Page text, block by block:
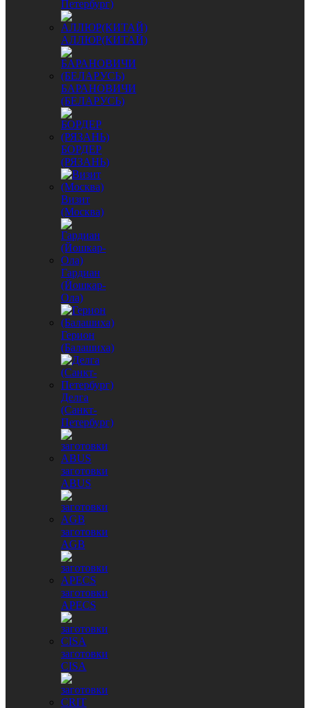
Петербург)
АЛЛЮР(КИТАЙ)
БАРАНОВИЧИ
(БЕЛАРУСЬ)
БОРДЕР
(РЯЗАНЬ)
Визит
(Москва)
Гардиан
(Йошкар-
Ола)
Герион
(Балашиха)
Делга
(Санкт-
Петербург)
заготовки
ABUS
заготовки
AGB
заготовки
APECS
заготовки
CISA